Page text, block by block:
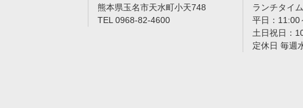
熊本県玉名市天水町小天748
TEL 0968-82-4600
ランチタイム
平日：11:00
土日祝日：
定休日 毎週